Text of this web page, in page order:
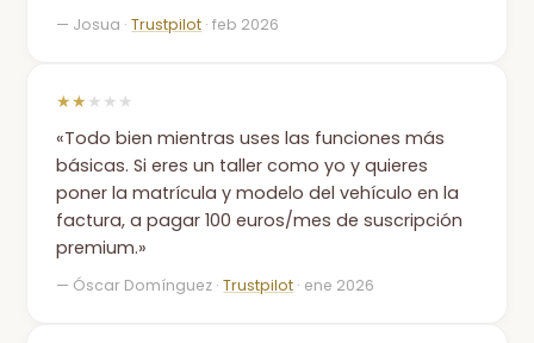
— Josua ·Trustpilot · feb 2026
★★ ★★★
«Todo bien mientras uses las funciones más
básicas. Si eres un taller como yo y quieres
poner la matrícula y modelo del vehículo en la
factura, a pagar 100 euros/mes de suscripción
premium.»
— Óscar Domínguez ·Trustpilot · ene 2026